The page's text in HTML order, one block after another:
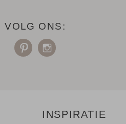
VOLG ONS:
INSPIRATIE